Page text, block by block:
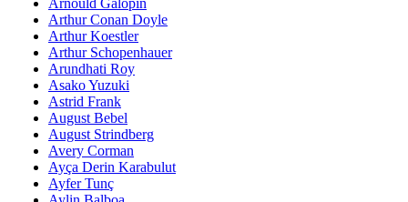
Arnould Galopin
Arthur Conan Doyle
Arthur Koestler
Arthur Schopenhauer
Arundhati Roy
Asako Yuzuki
Astrid Frank
August Bebel
August Strindberg
Avery Corman
Ayça Derin Karabulut
Ayfer Tunç